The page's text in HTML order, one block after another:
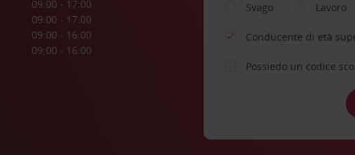
09:00 - 17:00
09:00 - 17:00
09:00 - 16:00
09:00 - 16:00
Svago
Lavoro
Conducente di età
Possiedo un codice